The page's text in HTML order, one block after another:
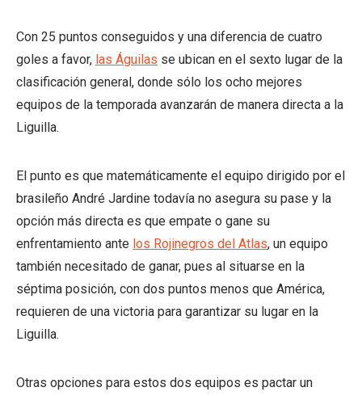
Con 25 puntos conseguidos y una diferencia de cuatro
goles a favor, las Águilas se ubican en el sexto lugar de la
clasificación general, donde sólo los ocho mejores
equipos de la temporada avanzarán de manera directa a la
Liguilla.
El punto es que matemáticamente el equipo dirigido por el
brasileño André Jardine todavía no asegura su pase y la
opción más directa es que empate o gane su
enfrentamiento ante los Rojinegros del Atlas, un equipo
también necesitado de ganar, pues al situarse en la
séptima posición, con dos puntos menos que América,
requieren de una victoria para garantizar su lugar en la
Liguilla.
Otras opciones para estos dos equipos es pactar un